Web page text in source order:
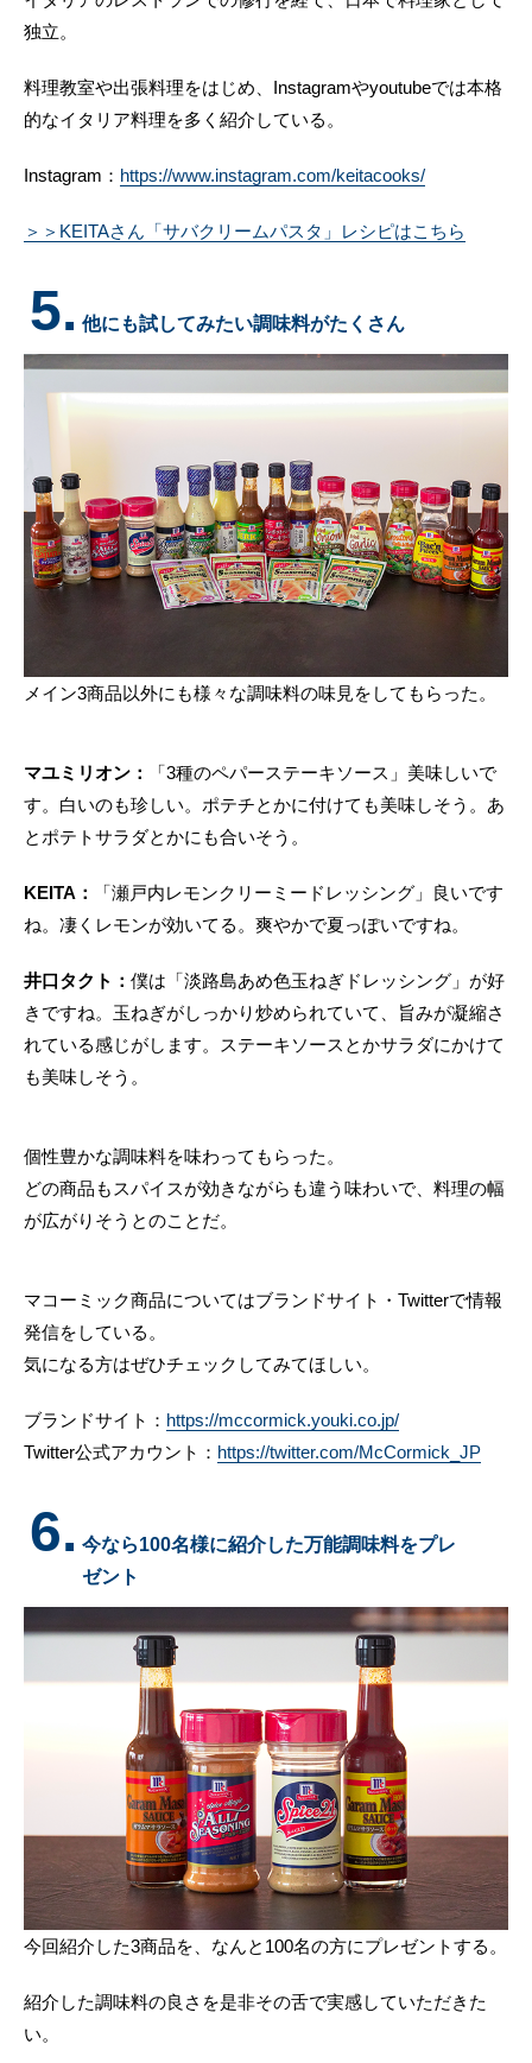
独立。
料理教室や出張料理をはじめ、Instagramやyoutubeでは本格
的なイタリア料理を多く紹介している。
Instagram： https://www.instagram.com/keitacooks/
＞＞KEITAさん「サバクリームパスタ」レシピはこちら
5. 他にも試してみたい調味料がたくさん
メイン3商品以外にも様々な調味料の味見をしてもらった。
マユミリオン：
「3種のペパーステーキソース」美味しいで
す。白いのも珍しい。ポテチとかに付けても美味しそう。あ
とポテトサラダとかにも合いそう。
KEITA：
「瀬戸内レモンクリーミードレッシング」良いです
ね。凄くレモンが効いてる。爽やかで夏っぽいですね。
井口タクト： 僕は「淡路島あめ色玉ねぎドレッシング」が好
きですね。玉ねぎがしっかり炒められていて、旨みが凝縮さ
れている感じがします。ステーキソースとかサラダにかけて
も美味しそう。
個性豊かな調味料を味わってもらった。
どの商品もスパイスが効きながらも違う味わいで、料理の幅
が広がりそうとのことだ。
マコーミック商品についてはブランドサイト・Twitterで情報
発信をしている。
気になる方はぜひチェックしてみてほしい。
ブランドサイト： https://mccormick.youki.co.jp/
Twitter公式アカウント： https://twitter.com/McCormick_JP
6. 今なら100名様に紹介した万能調味料をプレ
ゼント
今回紹介した3商品を、なんと100名の方にプレゼントする。
紹介した調味料の良さを是非その舌で実感していただきた
い。